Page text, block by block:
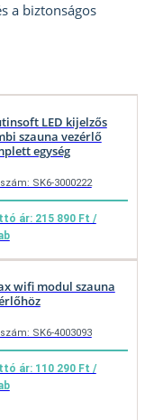
a biztonságos
LED kijelzős
szauna vezérlő
egység
SK6-3000222
ár: 215 890 Ft /
wifi modul szauna
SK6-4003093
ár: 110 290 Ft /